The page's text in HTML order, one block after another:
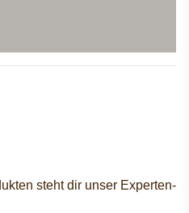
steht dir unser Experten-